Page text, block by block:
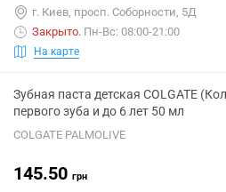
г. Киев, просп. Соборности, 5Д
Закрыто. Пн-Вс: 08:00-21:00
На карте
Зубная паста детская COLGATE
первого зуба и до 6 лет 50 мл
COLGATE PALMOLIVE
145.50 грн